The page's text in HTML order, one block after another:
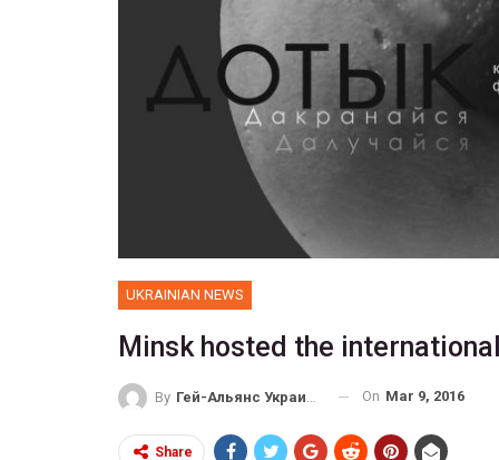
UKRAINIAN NEWS
Minsk hosted the
By Гей-Альянс Украина On Mar 9, 2016
Share